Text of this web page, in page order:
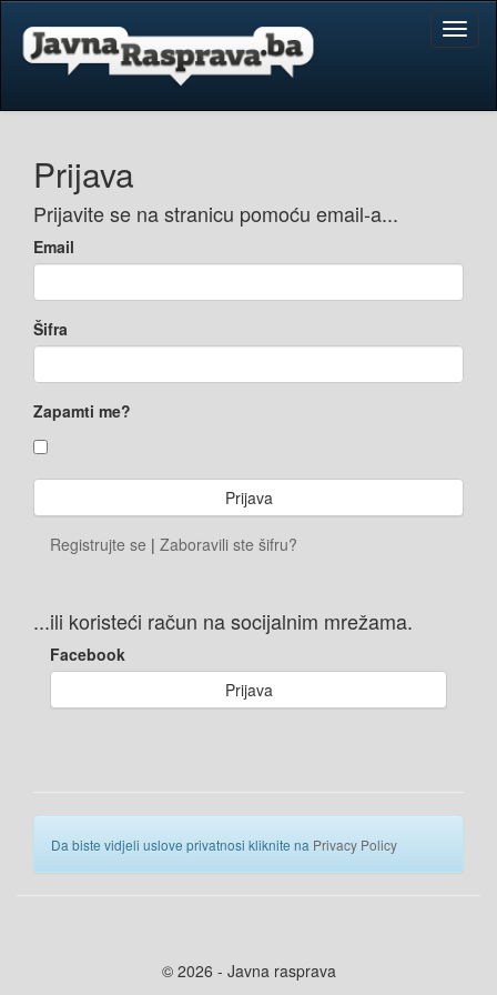
Prijava
Prijavite se na stranicu pomoću email-a...
Email
Šifra
Zapamti me?
Registrujte se | Zaboravili ste šifru?
...ili koristeći račun na socijalnim mrežama.
Facebook
Prijava
Da biste vidjeli uslove privatnosi kliknite na Privacy Policy
© 2026 - Javna rasprava